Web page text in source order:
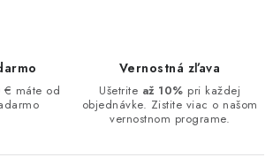
€ máte od
Vernostná zľava
Ušetrite až 10% pri každej
objednávke. Zistite viac o našom
vernostnom programe.